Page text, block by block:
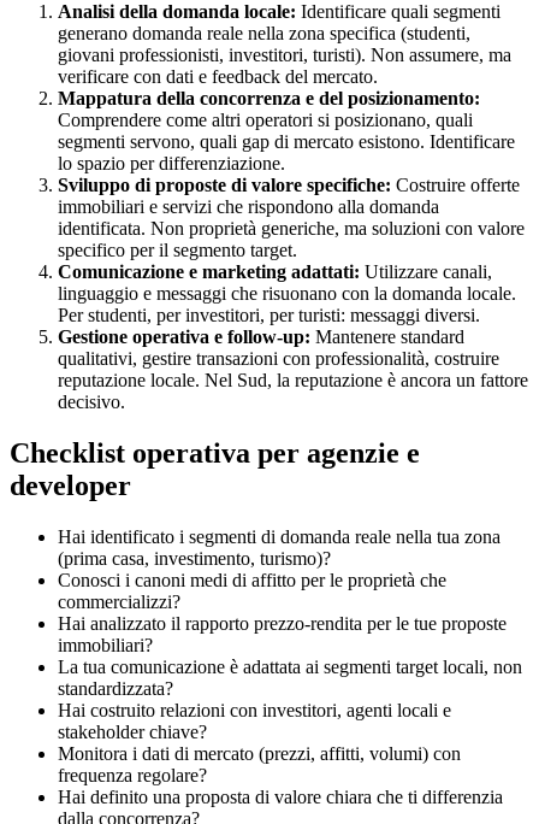
Analisi della domanda locale: Identificare quali segmenti
generano domanda reale nella zona specifica (studenti,
giovani professionisti, investitori, turisti). Non assumere, ma
verificare con dati e feedback del mercato.
Mappatura della concorrenza e del posizionamento:
Comprendere come altri operatori si posizionano, quali
segmenti servono, quali gap di mercato esistono. Identificare
lo spazio per differenziazione.
Sviluppo di proposte di valore specifiche: Costruire offerte
immobiliari e servizi che rispondono alla domanda
identificata. Non proprietà generiche, ma soluzioni con valore
specifico per il segmento target.
Comunicazione e marketing adattati: Utilizzare canali,
linguaggio e messaggi che risuonano con la domanda locale.
Per studenti, per investitori, per turisti: messaggi diversi.
Gestione operativa e follow-up: Mantenere standard
qualitativi, gestire transazioni con professionalità, costruire
reputazione locale. Nel Sud, la reputazione è ancora un fattore
decisivo.
Checklist operativa per agenzie e
developer
Hai identificato i segmenti di domanda reale nella tua zona
(prima casa, investimento, turismo)?
Conosci i canoni medi di affitto per le proprietà che
commercializzi?
Hai analizzato il rapporto prezzo-rendita per le tue proposte
immobiliari?
La tua comunicazione è adattata ai segmenti target locali, non
standardizzata?
Hai costruito relazioni con investitori, agenti locali e
stakeholder chiave?
Monitora i dati di mercato (prezzi, affitti, volumi) con
frequenza regolare?
Hai definito una proposta di valore chiara che ti differenzia
dalla concorrenza?